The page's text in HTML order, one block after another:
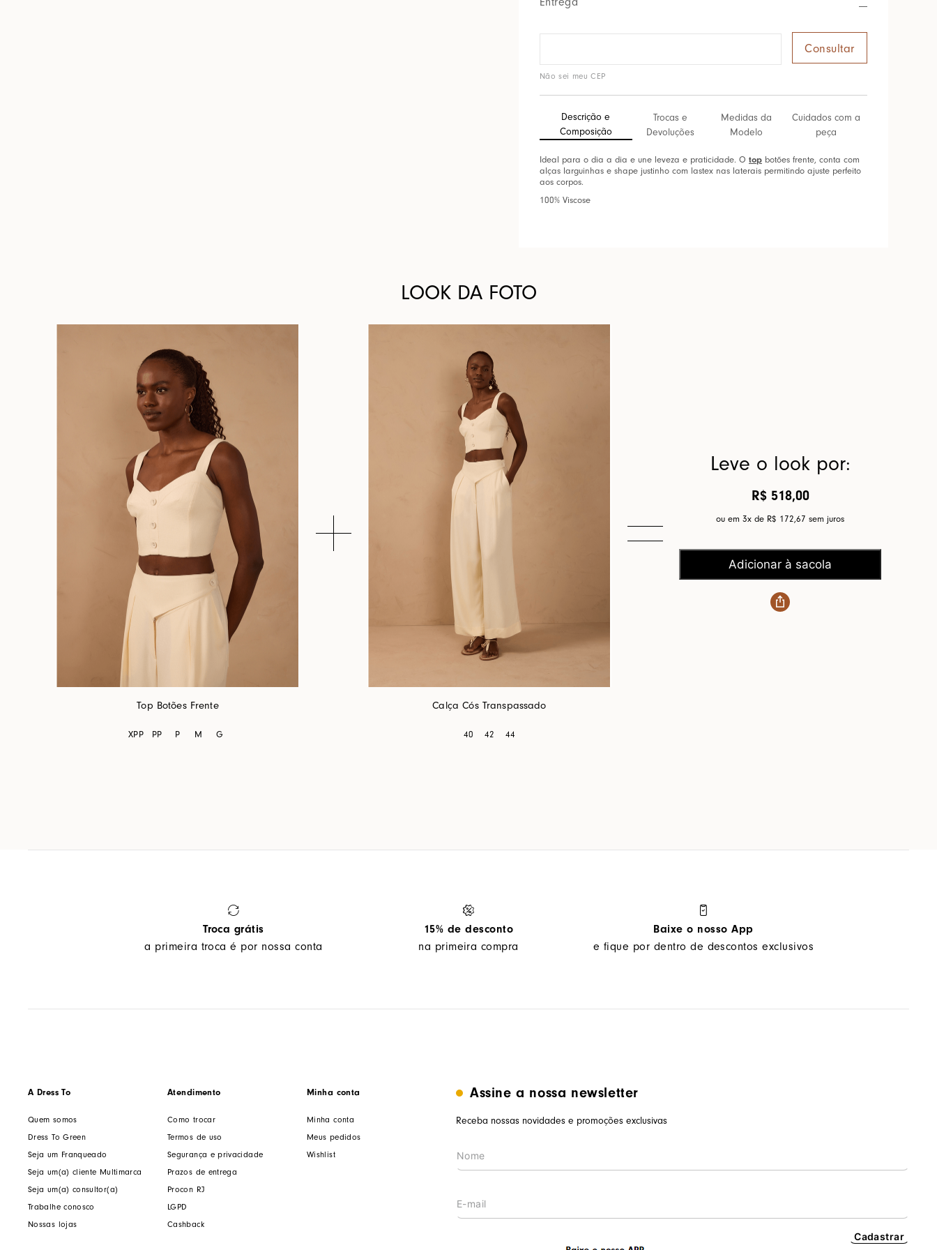
Não sei meu CEP
Descrição e
Composição
Trocas e
Devoluções
Medidas da
Modelo
Cuidados com a
peça
Ideal para o dia a dia e une leveza e praticidade. O top botões frente, conta com
alças larguinhas e shape justinho com lastex nas laterais permitindo ajuste perfeito
aos corpos.
100% Viscose
LOOK DA FOTO
Top Botões Frente
XPP PP P M G
Calça Cós Transpassado
40 42 44
Leve o look por:
R$ 518,00
ou em 3x de R$ 172,67 sem juros
Adicionar à sacola
Troca grátis
a primeira troca é por nossa conta
15% de desconto
na primeira compra
Baixe o nosso App
e fique por dentro de descontos exclusivos
A Dress To
Quem somos
Dress To Green
Seja um Franqueado
Seja um(a) cliente Multimarca
Seja um(a) consultor(a)
Trabalhe conosco
Nossas lojas
Atendimento
Como trocar
Termos de uso
Segurança e privacidade
Prazos de entrega
Procon RJ
LGPD
Cashback
Minha conta
Minha conta
Meus pedidos
Wishlist
Assine a nossa newsletter
Receba nossas novidades e promoções exclusivas
Cadastrar